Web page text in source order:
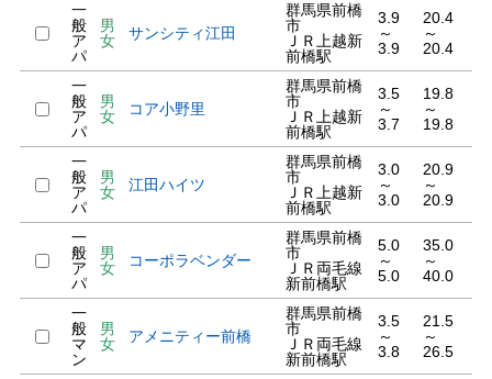
一
般
ア
パ
男
女
サンシティ江田
群馬県前橋
市
ＪＲ上越新
前橋駅
3.9
～
3.9
20.4
～
20.4
一
般
ア
パ
男
女
コア小野里
群馬県前橋
市
ＪＲ上越新
前橋駅
3.5
～
3.7
19.8
～
19.8
一
般
ア
パ
男
女
江田ハイツ
群馬県前橋
市
ＪＲ上越新
前橋駅
3.0
～
3.0
20.9
～
20.9
一
般
ア
パ
男
女
コーポラベンダー
群馬県前橋
市
ＪＲ両毛線
新前橋駅
5.0
～
5.0
35.0
～
40.0
一
般
マ
ン
男
女
アメニティー前橋
群馬県前橋
市
ＪＲ両毛線
新前橋駅
3.5
～
3.8
21.5
～
26.5